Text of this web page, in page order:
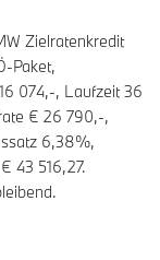
Zielratenkredit
Paket,
16 074,-, Laufzeit36
€ 26 790,-,
6,38%,
43 516,27.